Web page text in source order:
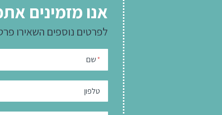
אנו מזמינים
לפרטים נוספים השאירו
* שם
טלפון